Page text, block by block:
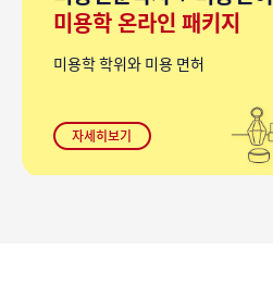
미용학 온라인 패키지
미용학 학위와 미용 면허
자세히보기